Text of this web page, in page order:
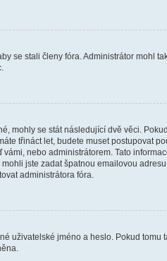
se stali členy fóra. Administrátor mohl
mohly se stát následující dvě věci.
třináct let, budete muset postupovat
nebo administrátorem. Tato
jste zadat špatnou emailovou
administrátora fóra.
uživatelské jméno a heslo. Pokud